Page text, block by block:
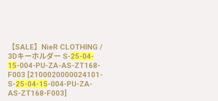
【SALE】NieR CLOTHING /
3Dキーホルダー S-25-04-
15-004-PU-ZA-AS-ZT168-
F003 [2100020000024101-
S-25-04-15-004-PU-ZA-
AS-ZT168-F003]